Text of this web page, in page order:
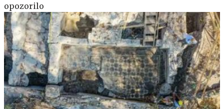
opozorilo